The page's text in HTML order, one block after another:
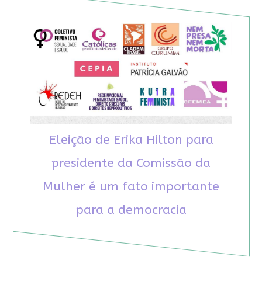
Eleição de Erika Hilton para
presidente da Comissão da
Mulher é um fato importante
para a democracia